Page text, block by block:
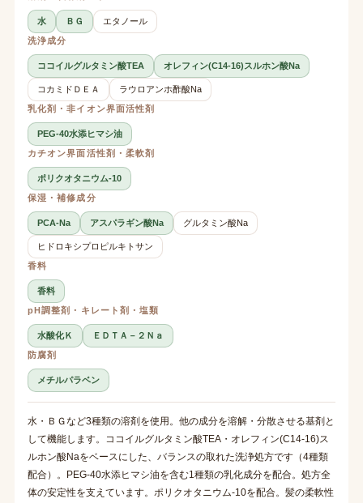
水 ＢＧ
エタノール
洗浄成分
ココイルグルタミン酸TEA オレフィン(C14-16)スルホン酸Na
コカミドＤＥＡ
ラウロアンホ酢酸Na
乳化剤・非イオン界面活性剤
PEG-40水添ヒマシ油
カチオン界面活性剤・柔軟剤
ポリクオタニウム-10
保湿・補修成分
PCA-Na アスパラギン酸Na グルタミン酸Na
ヒドロキシプロピルキトサン
香料
香料
pH調整剤・キレート剤・塩類
水酸化Ｋ
ＥＤＴＡ－２Ｎａ
防腐剤
メチルパラベン
水・ＢＧなど3種類の溶剤を使用。他の成分を溶解・分散させる基剤と
して機能します。ココイルグルタミン酸TEA・オレフィン(C14-16)ス
ルホン酸Naをベースにした、バランスの取れた洗浄処方です（4種類
配合）。PEG-40水添ヒマシ油を含む1種類の乳化成分を配合。処方全
体の安定性を支えています。ポリクオタニウム-10を配合。髪の柔軟性